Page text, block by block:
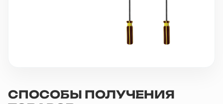
СПОСОБЫ ПОЛУЧЕНИЯ